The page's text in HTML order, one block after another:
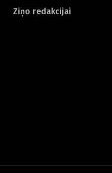
Ziņo redakcijai